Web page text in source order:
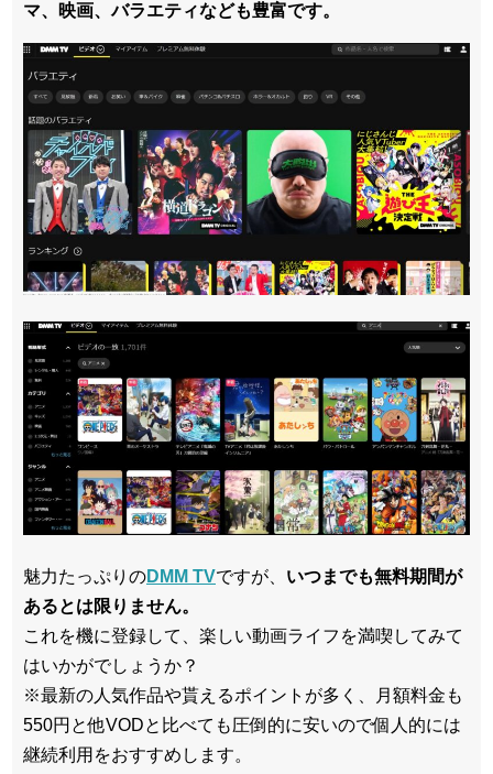
マ、映画、バラエティなども豊富です。
魅力たっぷりのDMM TVですが、 いつまでも無料期間が
あるとは限りません。
これを機に登録して、楽しい動画ライフを満喫してみて
はいかがでしょうか？
※最新の人気作品や貰えるポイントが多く、月額料金も
550円と他VODと比べても圧倒的に安いので個人的には
継続利用をおすすめします。